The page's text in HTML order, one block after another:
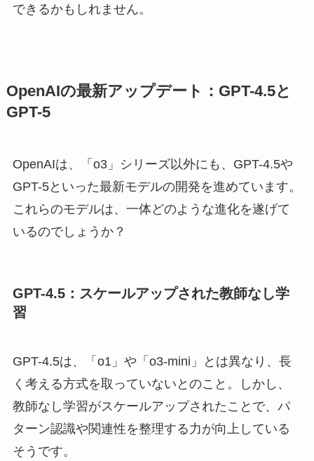
できるかもしれません。
OpenAIの最新アップデート：GPT-4.5と
GPT-5
OpenAIは、「o3」シリーズ以外にも、GPT-4.5や
GPT-5といった最新モデルの開発を進めています。
これらのモデルは、一体どのような進化を遂げて
いるのでしょうか？
GPT-4.5：スケールアップされた教師なし学
習
GPT-4.5は、「o1」や「o3-mini」とは異なり、長
く考える方式を取っていないとのこと。しかし、
教師なし学習がスケールアップされたことで、パ
ターン認識や関連性を整理する力が向上している
そうです。